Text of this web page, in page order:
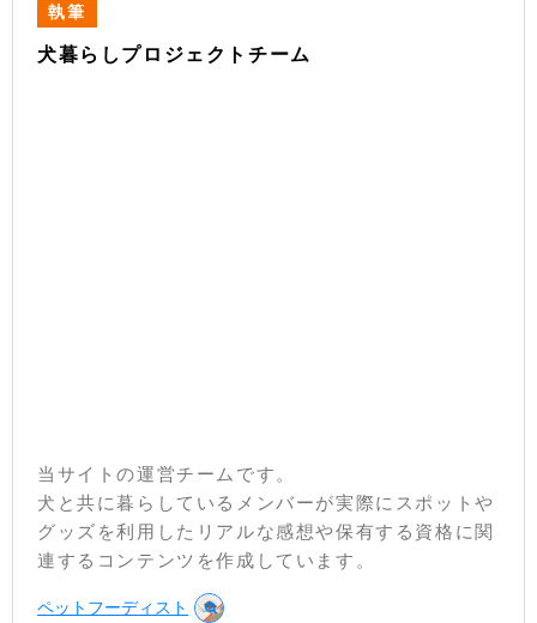
執筆
犬暮らしプロジェクトチーム
当サイトの運営チームです。
犬と共に暮らしているメンバーが実際にスポットや
グッズを利用したリアルな感想や保有する資格に関
連するコンテンツを作成しています。
ペットフーディスト